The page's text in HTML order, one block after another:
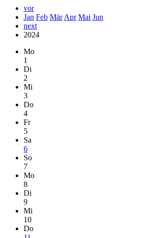
vor
Jan Feb Mär Apr Mai Jun
next
2024
Mo
1
Di
2
Mi
3
Do
4
Fr
5
Sa
6
So
7
Mo
8
Di
9
Mi
10
Do